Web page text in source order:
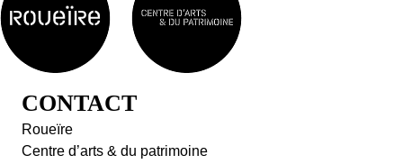
CONTACT
Roueïre
Centre d’arts & du patrimoine